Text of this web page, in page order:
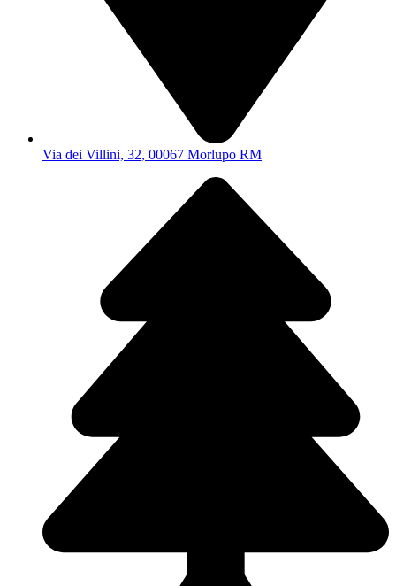
Via dei Villini, 32, 00067 Morlupo RM